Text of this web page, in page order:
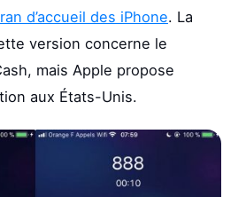
d’accueil des iPhone. La
version concerne le
mais Apple propose
aux États-Unis.